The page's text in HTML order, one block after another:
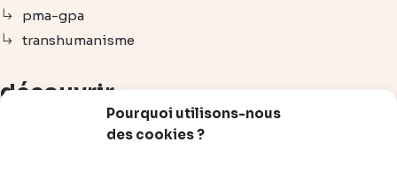
Pourquoi utilisons-nous
des cookies ?
pma-gpa
transhumanisme
découvrir